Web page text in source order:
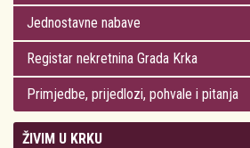
Jednostavne nabave
Registar nekretnina Grada Krka
Primjedbe, prijedlozi, pohvale i pitanja
ŽIVIM U KRKU